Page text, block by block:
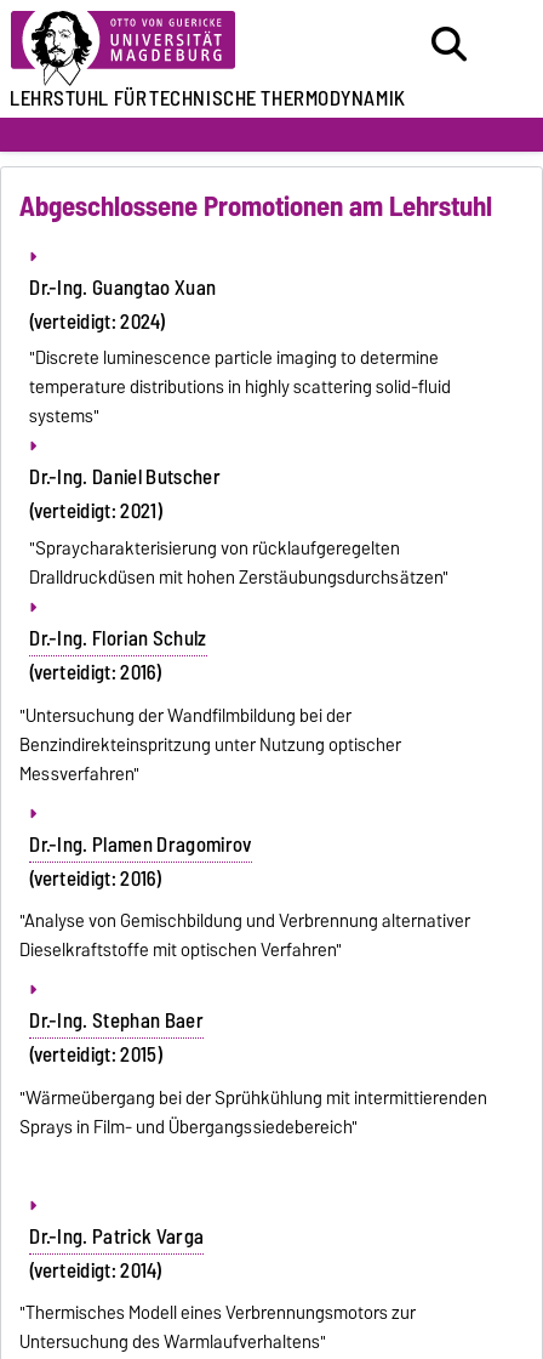
LEHRSTUHL FÜRTECHNISCHE THERMODYNAMIK
Abgeschlossene Promotionen am Lehrstuhl
Dr.-Ing. Guangtao Xuan
(verteidigt: 2024)
"Discrete luminescence particle imaging to determine
temperature distributions in highly scattering solid-fluid
systems"
Dr.-Ing. Daniel Butscher
(verteidigt: 2021)
"Spraycharakterisierung von rücklaufgeregelten
Dralldruckdüsen mit hohen Zerstäubungsdurchsätzen"
Dr.-Ing. Florian Schulz
(verteidigt: 2016)
"Untersuchung der Wandfilmbildung bei der
Benzindirekteinspritzung unter Nutzung optischer
Messverfahren"
Dr.-Ing. Plamen Dragomirov
(verteidigt: 2016)
"Analyse von Gemischbildung und Verbrennung alternativer
Dieselkraftstoffe mit optischen Verfahren"
Dr.-Ing. Stephan Baer
(verteidigt: 2015)
"Wärmeübergang bei der Sprühkühlung mit intermittierenden
Sprays in Film- und Übergangssiedebereich"
Dr.-Ing. Patrick Varga
(verteidigt: 2014)
"Thermisches Modell eines Verbrennungsmotors zur
Untersuchung des Warmlaufverhaltens"